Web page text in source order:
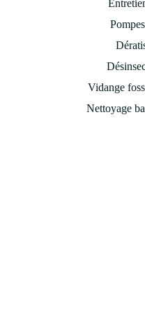
Vidange
Nettoyage